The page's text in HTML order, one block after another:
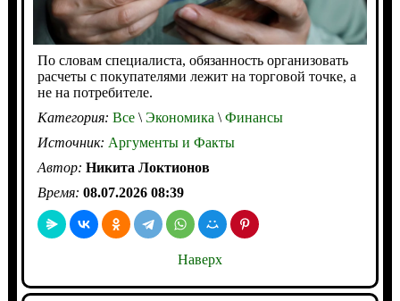
По словам специалиста, обязанность организовать
расчеты с покупателями лежит на торговой точке, а
не на потребителе.
Категория: Все\Экономика \Финансы
Источник: Аргументы и Факты
Автор: Никита Локтионов
Время: 08.07.2026 08:39
Наверх